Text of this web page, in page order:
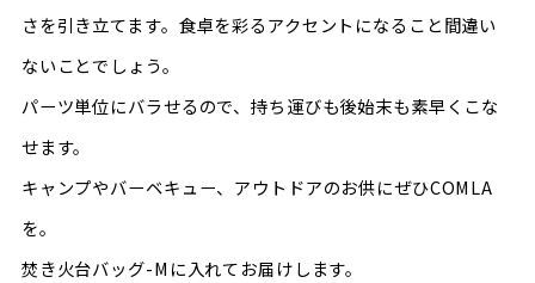
さを引き立てます。食卓を彩るアクセントになること間違い
ないことでしょう。
パーツ単位にバラせるので、持ち運びも後始末も素早くこな
せます。
キャンプやバーベキュー、アウトドアのお供にぜひCOMLA
を。
焚き火台バッグ-Mに入れてお届けします。